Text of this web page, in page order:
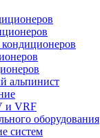
альпинист
и VRF
оборудования
систем